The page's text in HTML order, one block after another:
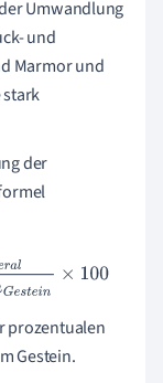
Umwandlung
und
Marmor und
stark
der
umenGe st ein×100
prozentualen
Gestein.